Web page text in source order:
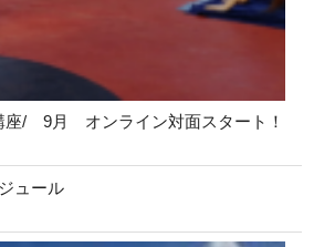
座/ 9月 オンライン対面スタート！
ュール